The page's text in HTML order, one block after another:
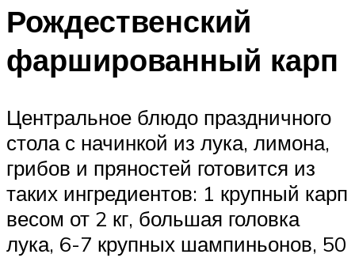
Рождественский
фаршированный карп
Центральное блюдо праздничного
стола с начинкой из лука, лимона,
грибов и пряностей готовится из
таких ингредиентов: 1 крупный карп
весом от 2 кг, большая головка
лука, 6-7 крупных шампиньонов, 50